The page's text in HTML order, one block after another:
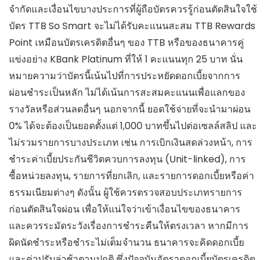
จำกัดและเงื่อนไขบางประการที่ผู้ถือบัตรควรรู้ก่อนตัดสินใจใช้
บัตร TTB So Smart จะไม่ได้รับคะแนนสะสม TTB Rewards
Point เหมือนบัตรเครดิตอื่นๆ ของ TTB หรือของธนาคารคู่
แข่งอย่าง KBank Platinum ที่ให้ 1 คะแนนทุก 25 บาท นั่น
หมายความว่าบัตรนี้เน้นไปที่การประหยัดดอกเบี้ยจากการ
ผ่อนชำระเป็นหลัก ไม่ได้เน้นการสะสมคะแนนเพื่อแลกของ
รางวัลหรือส่วนลดอื่นๆ นอกจากนี้ ยอดใช้จ่ายที่จะนำมาผ่อน
0% ได้จะต้องเป็นยอดตั้งแต่ 1,000 บาทขึ้นไปต่อเซลล์สลิป และ
ไม่รวมรายการบางประเภท เช่น การเบิกเงินสดล่วงหน้า, การ
ชำระค่าเบี้ยประกันชีวิตควบการลงทุน (Unit-linked), การ
ซื้อหน่วยลงทุน, รายการที่ยกเลิก, และรายการดอกเบี้ยหรือค่า
ธรรมเนียมต่างๆ ดังนั้น ผู้ใช้ควรตรวจสอบประเภทรายการ
ก่อนตัดสินใจผ่อน เพื่อให้แน่ใจว่าเข้าเงื่อนไขของธนาคาร
และควรระมัดระวังเรื่องการชำระคืนให้ตรงเวลา หากมีการ
ผิดนัดชำระหรือชำระไม่เต็มจำนวน ธนาคารจะคิดดอกเบี้ย